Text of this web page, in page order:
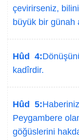
çevirirseniz,
büyük bir günah
Hûd 4:
kadîrdir.
Hûd 5:
Peygambere
göğüslerini